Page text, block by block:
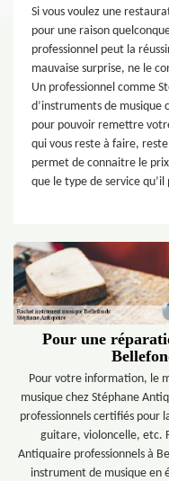
Si vous voulez une
pour une raison
professionnel peut la
mauvaise surprise, ne le
Un professionnel comme
d’instruments de
pour pouvoir remettre
qui vous reste à faire,
permet de connaitre le
que le type de service
Pour une
Pour votre information, le
musique chez Stéphane
professionnels certifiés pour
guitare, violoncelle, etc.
Antiquaire professionnels à
instrument de musique en